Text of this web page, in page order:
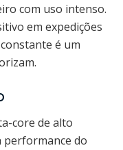
com uso intenso.
em expedições
é um
core de alto
performance do